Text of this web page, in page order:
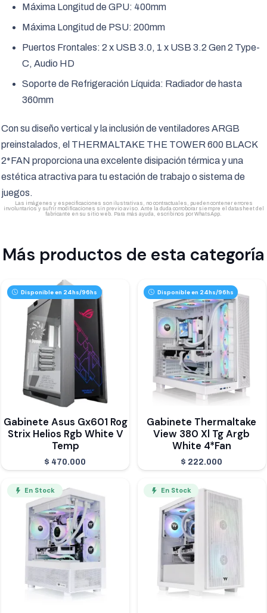
Máxima Longitud de GPU: 400mm
Máxima Longitud de PSU: 200mm
Puertos Frontales: 2 x USB 3.0, 1 x USB 3.2 Gen 2 Type-
C, Audio HD
Soporte de Refrigeración Líquida: Radiador de hasta
360mm
Con su diseño vertical y la inclusión de ventiladores ARGB
preinstalados, el THERMALTAKE THE TOWER 600 BLACK
2*FAN proporciona una excelente disipación térmica y una
estética atractiva para tu estación de trabajo o sistema de
juegos.
Las imágenes y especificaciones son ilustrativas, no contractuales, pueden contener errores
involuntarios y sufrir modificaciones sin previo aviso. Ante la duda corroborar siempre el datasheet del
fabricante en su sitio web. Para más ayuda, escribinos por WhatsApp.
Más productos de esta categoría
Disponible en 24hs/96hs
Gabinete Asus Gx601 Rog
Strix Helios Rgb White V
Temp
$ 470.000
Disponible en 24hs/96hs
Gabinete Thermaltake
View 380 Xl Tg Argb
White 4*Fan
$ 222.000
En Stock En Stock